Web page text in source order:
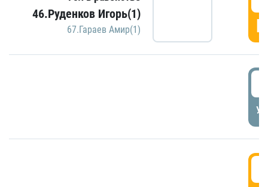
46.Руденков Игорь(1)
67.Гараев Амир(1)